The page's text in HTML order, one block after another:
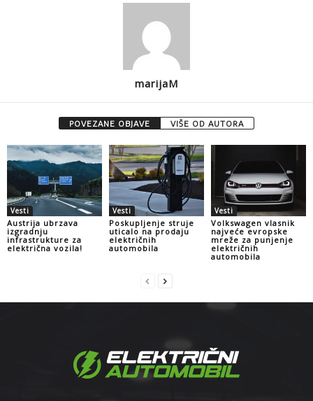
marijaM
POVEZANE OBJAVE VIŠE OD AUTORA
Vesti
Austrija ubrzava
izgradnju
infrastrukture za
električna vozila!
Vesti
Poskupljenje struje
uticalo na prodaju
električnih
automobila
Vesti
Volkswagen vlasnik
najveće evropske
mreže za punjenje
električnih
automobila